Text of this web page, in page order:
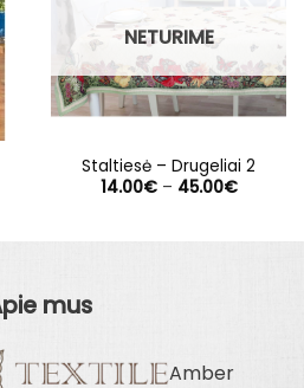
NETURIME
Staltiesė – Drugeliai 2
14.00€ – 45.00€Price
mus
Amber